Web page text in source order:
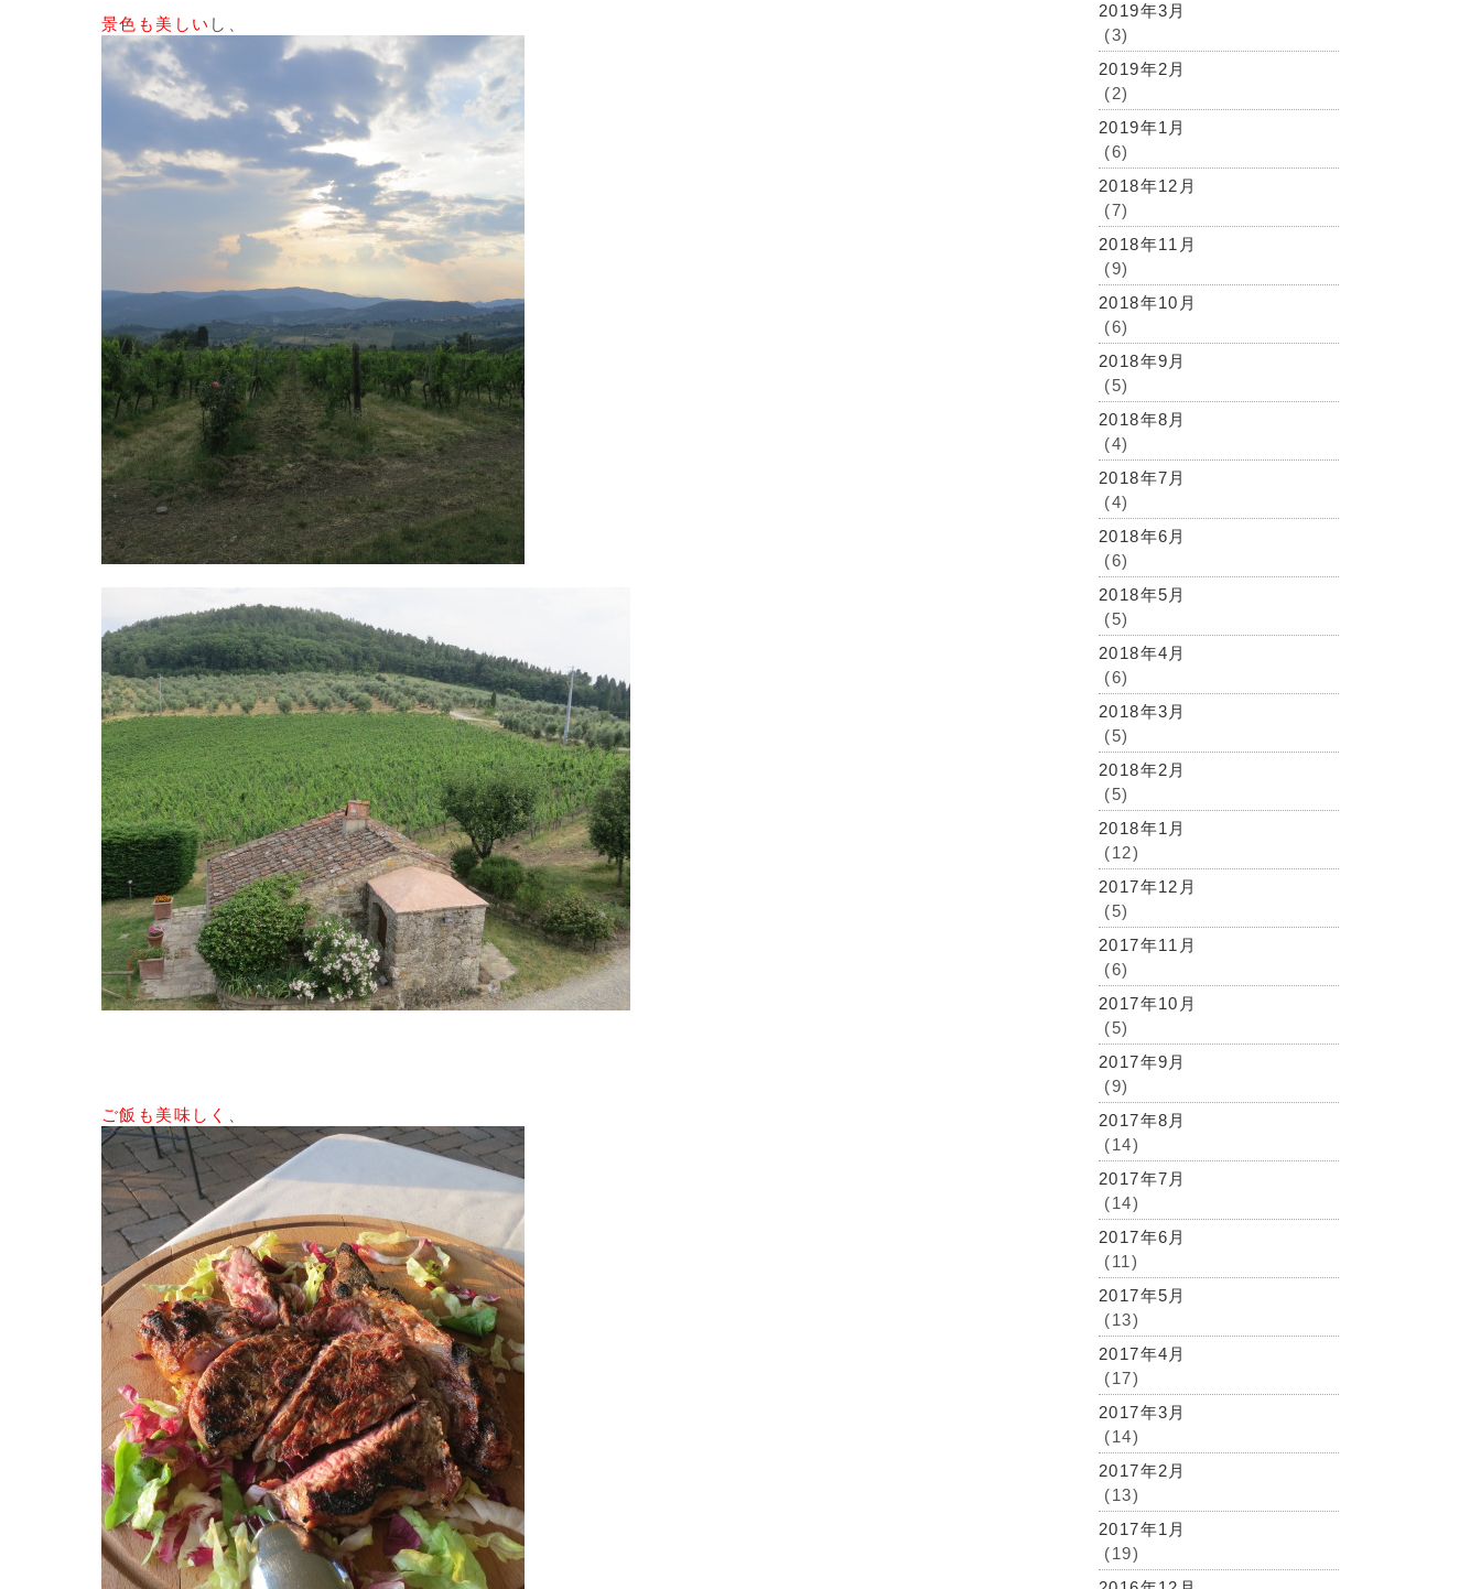
景色も美しい し、
ご飯も美味しく
2019年3月
(3)
2019年2月
(2)
2019年1月
(6)
2018年12月
(7)
2018年11月
(9)
2018年10月
(6)
2018年9月
(5)
2018年8月
(4)
2018年7月
(4)
2018年6月
(6)
2018年5月
(5)
2018年4月
(6)
2018年3月
(5)
2018年2月
(5)
2018年1月
(12)
2017年12月
(5)
2017年11月
(6)
2017年10月
(5)
2017年9月
(9)
2017年8月
(14)
2017年7月
(14)
2017年6月
(11)
2017年5月
(13)
2017年4月
(17)
2017年3月
(14)
2017年2月
(13)
2017年1月
(19)